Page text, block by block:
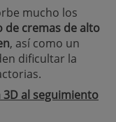
mucho los
de cremas de alto
, así como un
dificultar la
al seguimiento